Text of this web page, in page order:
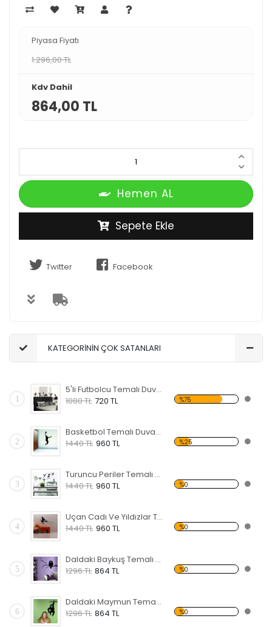
Piyasa Fiyatı
1.296,00 TL
Kdv Dahil
864,00 TL
Hemen AL
Sepete Ekle
Twitter Facebook
KATEGORİNİN ÇOK SATANLARI
1
5'li Futbolcu Temalı Duvar Sticker
1080 TL 720 TL %75
2
Basketbol Temalı Duvar Sticker
1440 TL 960 TL %25
3
Turuncu Periler Temalı Duvar Sticker
1440 TL 960 TL %0
4
Uçan Cadı Ve Yıldızlar Temalı Duvar Sticker
1440 TL 960 TL %0
5
Daldaki Baykuş Temalı Duvar Sticker
1296 TL 864 TL %0
6
Daldaki Maymun Temalı Duvar Sticker
1296 TL 864 TL %0